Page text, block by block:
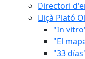
Directori
Lliçà Plató
"In
"El
"33